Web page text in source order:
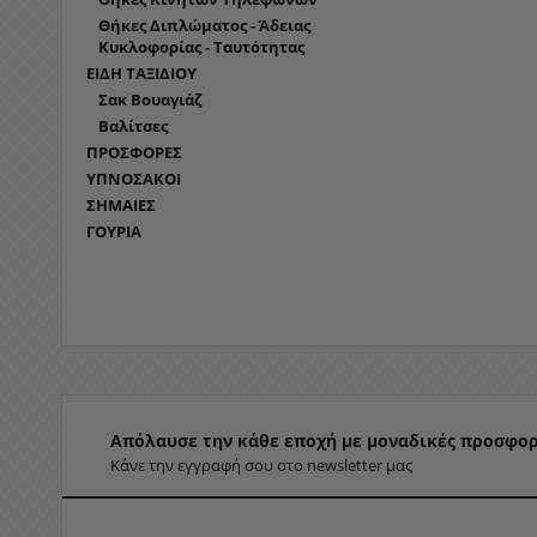
Θήκες Διπλώματος - Άδειας
Κυκλοφορίας - Ταυτότητας
ΕΙΔΗ ΤΑΞΙΔΙΟΥ
Σακ Βουαγιάζ
Βαλίτσες
ΠΡΟΣΦΟΡΕΣ
ΥΠΝΟΣΑΚΟΙ
ΣΗΜΑΙΕΣ
ΓΟΥΡΙΑ
Απόλαυσε την κάθε εποχή με μοναδικές
Κάνε την εγγραφή σου στο newsletter μας